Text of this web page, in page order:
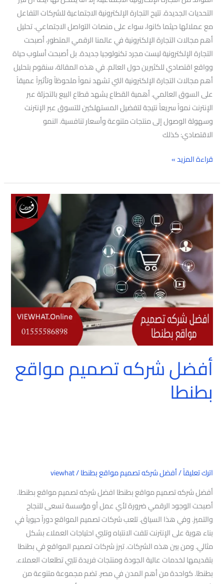
التحديات الجديدة. تتيح التجارة الإلكترونية الاجتماعية للشركات التفاعل
مع عملائها حيثما كانوا، سواء على منصات التواصل الاجتماعي. تحليل
أهم مجالات التجارة الإلكترونية في عالمنا الرقمي المتطور، أصبحت
التجارة الإلكترونية ليست مجرد تكنولوجيا جديدة. بل أصبحت أسلوب حياة
وواقع اقتصادي للكثيرين حول العالم. في هذه المقالة، سنقوم بتحليل
أهم مجالات التجارة الإلكترونية التي تشهد نمواً ملحوظاً وتأثيراً عميقاً
على السوق العالمي. أهمية القطاع يشهد قطاع البيع بالتجزئة عبر
الإنترنت نمواً سريعاً نتيجة لتفضيل المستهلكين للتسوق عبر الإنترنت
وسهولة الوصول إلى منتجات متنوعة وأسعار تنافسية. النمو
الاقتصادي: كذلك
قراءة المزيد »
أفضل شركه تصميم مواقع
بطنطا
اترك تعليقاً/أفضل شركه تصميم مواقع بطنطا/
viewhat
أفضل شركه تصميم مواقع بطنطا افضل شركه تصميم مواقع بطنطا.
أصبحت الوجود الرقمي ضرورة لأي عمل أو مؤسسة تسعى للنجاح
والتميز. وفي هذا السياق. تلعب شركات تصميم المواقع دوراً حيوياً في
بناء هوية على الإنترنت تلفت الانتباه وتلبي احتياجات العملاء بشكل
مثالي. ومن بين هذه الشركات. تبرز شركات تصميم المواقع في بطنطا
بتقديمها لخدمات عالية الجودة ومنتجات فريدة تلبي تطلعات العملاء.
بطنطا. كواحدة من أهم المدن في مصر. تضم مجموعة متنوعة من
أفضل
شركه
تصميم
بطنطا